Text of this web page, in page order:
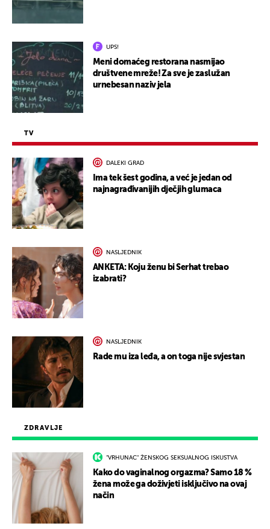
ZDRAVLJE
"VRHUNAC" ŽENSKOG SEKSUALNOG ISKUSTVA
Kako do vaginalnog orgazma? Samo 18 %
žena može ga doživjeti isključivo na ovaj
način
UPS!
Meni domaćeg restorana nasmijao
društvene mreže! Za sve je zaslužan
urnebesan naziv jela
TV
DALEKI GRAD
Ima tek šest godina, a već je jedan od
najnagrađivanijih dječjih glumaca
NASLJEDNIK
ANKETA: Koju ženu bi Serhat trebao
izabrati?
NASLJEDNIK
Rade mu iza leđa, a on toga nije svjestan